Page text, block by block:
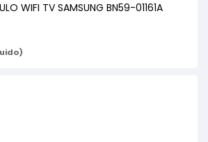
WIFI TV SAMSUNG BN59-01161A